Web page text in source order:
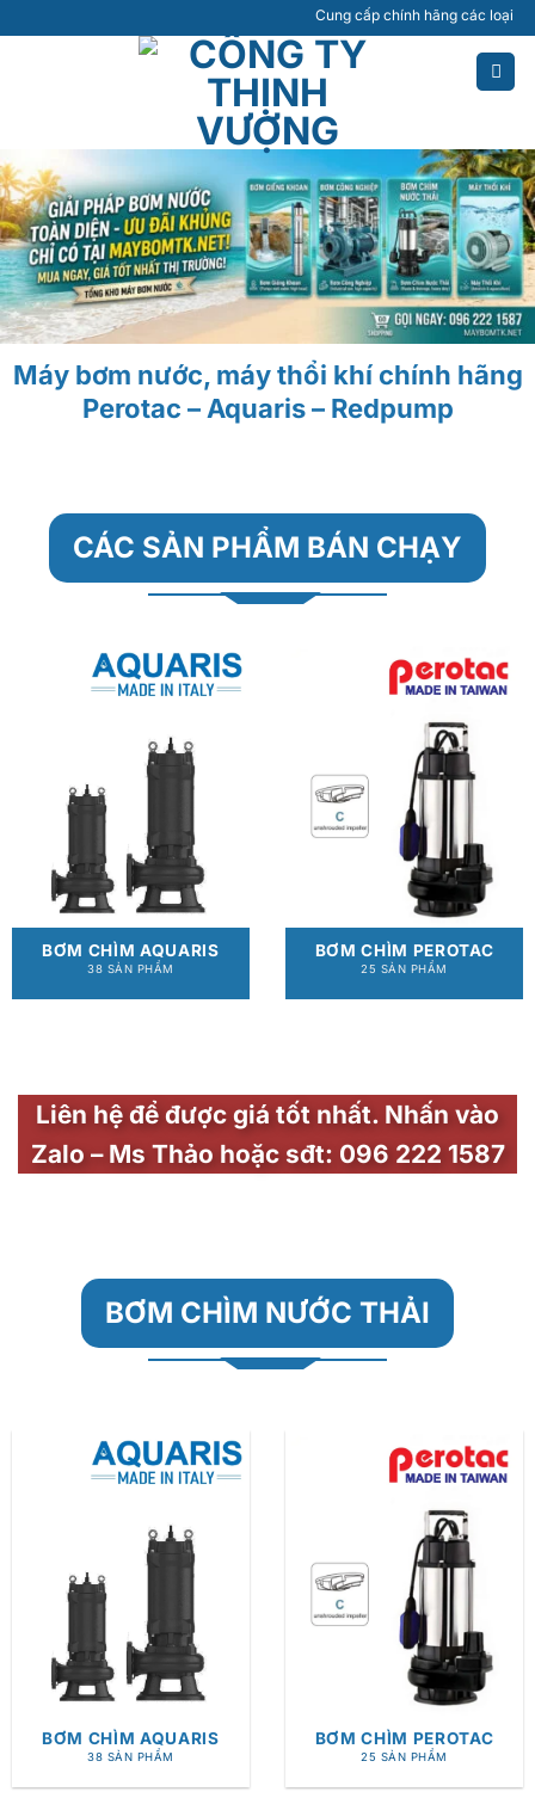
qua
Cung cấp chính hãng các loại máy
Máy bơm nước, máy thổi khí chính hãng
Perotac – Aquaris – Redpump
CÁC SẢN PHẨM BÁN CHẠY
BƠM CHÌM AQUARIS
38 SẢN PHẨM
BƠM CHÌM PEROTAC
25 SẢN PHẨM
Liên hệ để được giá tốt nhất. Nhấn vào
Zalo – Ms Thảo hoặc sđt: 096 222 1587
BƠM CHÌM NƯỚC THẢI
BƠM CHÌM AQUARIS
38 SẢN PHẨM
BƠM CHÌM PEROTAC
25 SẢN PHẨM